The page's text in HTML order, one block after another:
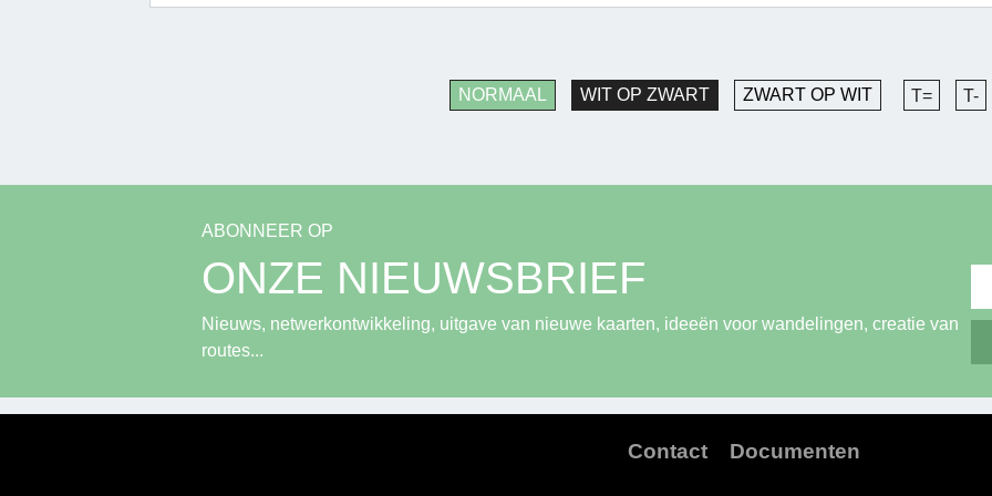
NORMAAL WIT OP ZWART ZWART OP WIT T= T-
ABONNEER OP
ONZE NIEUWSBRIEF
Nieuws, netwerkontwikkeling, uitgave van nieuwe kaarten, ideeën voor wandelingen, creatie van
routes...
Contact Documenten